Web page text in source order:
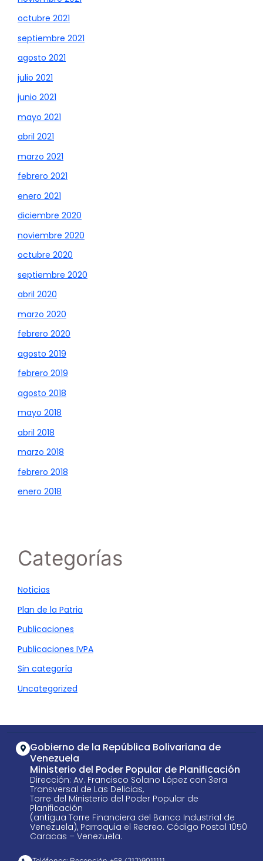
octubre 2021
septiembre 2021
agosto 2021
julio 2021
junio 2021
mayo 2021
abril 2021
marzo 2021
febrero 2021
enero 2021
diciembre 2020
noviembre 2020
octubre 2020
septiembre 2020
abril 2020
marzo 2020
febrero 2020
agosto 2019
febrero 2019
agosto 2018
mayo 2018
abril 2018
marzo 2018
febrero 2018
enero 2018
Categorías
Noticias
Plan de la Patria
Publicaciones
Publicaciones IVPA
Sin categoría
Uncategorized
Gobierno de la República Bolivariana de
Venezuela
Ministerio del Poder Popular de Planificación
Dirección: Av. Francisco Solano López con 3era
Transversal de Las Delicias,
Torre del Ministerio del Poder Popular de
Planificación
(antigua Torre Financiera del Banco Industrial de
Venezuela), Parroquia el Recreo. Código Postal 1050
Caracas – Venezuela.